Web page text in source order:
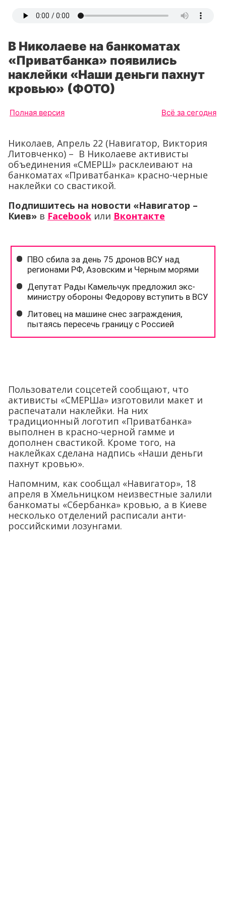
В Николаеве на банкоматах
«Приватбанка» появились
наклейки «Наши деньги пахнут
кровью» (ФОТО)
Полная версия Всё за сегодня
Николаев, Апрель 22 (Навигатор, Виктория
Литовченко) – В Николаеве активисты
объединения «СМЕРШ» расклеивают на
банкоматах «Приватбанка» красно-черные
наклейки со свастикой.
Подпишитесь на новости «Навигатор –
Киев» в Facebook или Вконтакте
Пользователи соцсетей сообщают, что
активисты «СМЕРШа» изготовили макет и
распечатали наклейки. На них
традиционный логотип «Приватбанка»
выполнен в красно-черной гамме и
дополнен свастикой. Кроме того, на
наклейках сделана надпись «Наши деньги
пахнут кровью».
Напомним, как сообщал «Навигатор», 18
апреля в Хмельницком неизвестные залили
банкоматы «Сбербанка» кровью, а в Киеве
несколько отделений расписали анти-
российскими лозунгами.